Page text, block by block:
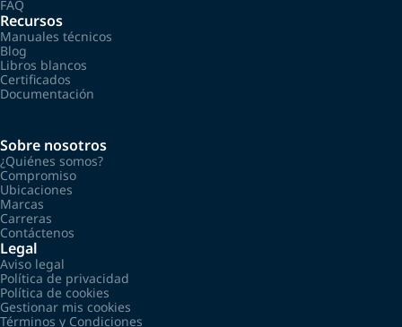
FAQ
Recursos
Manuales técnicos
Blog
Libros blancos
Certificados
Documentación
Sobre nosotros
¿Quiénes somos?
Compromiso
Ubicaciones
Marcas
Carreras
Contáctenos
Legal
Aviso legal
Política de privacidad
Política de cookies
Gestionar mis cookies
Términos y Condiciones